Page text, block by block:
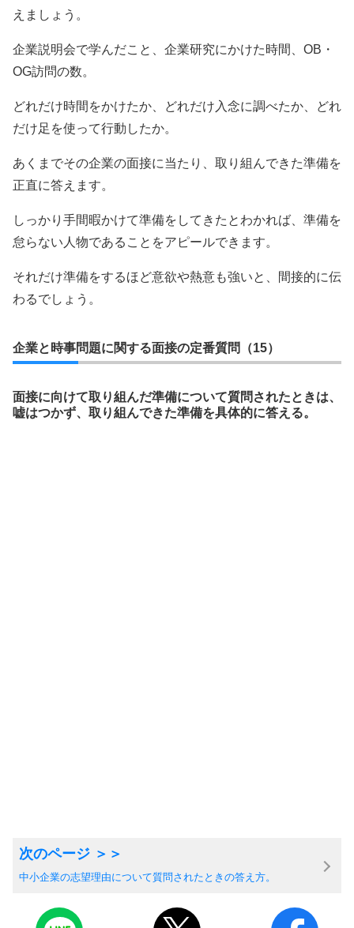
えましょう。
企業説明会で学んだこと、企業研究にかけた時間、OB・
OG訪問の数。
どれだけ時間をかけたか、どれだけ入念に調べたか、どれ
だけ足を使って行動したか。
あくまでその企業の面接に当たり、取り組んできた準備を
正直に答えます。
しっかり手間暇かけて準備をしてきたとわかれば、準備を
怠らない人物であることをアピールできます。
それだけ準備をするほど意欲や熱意も強いと、間接的に伝
わるでしょう。
企業と時事問題に関する面接の定番質問（15）
面接に向けて取り組んだ準備について質問されたときは、
嘘はつかず、取り組んできた準備を具体的に答える。
中小企業の志望理由について質問されたときの答え方。